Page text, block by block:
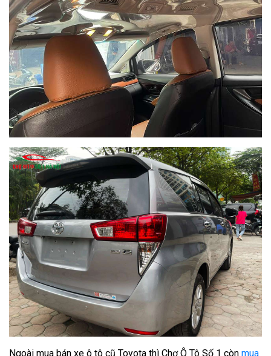
Ngoài mua bán xe ô tô cũ Toyota thì Chợ Ô Tô Số 1 còn mua